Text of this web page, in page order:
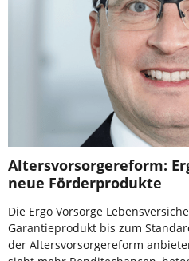
Altersvorsorgereform:
neue Förderprodukte
Die Ergo Vorsorge
Garantieprodukt bis zum
der Altersvorsorgereform